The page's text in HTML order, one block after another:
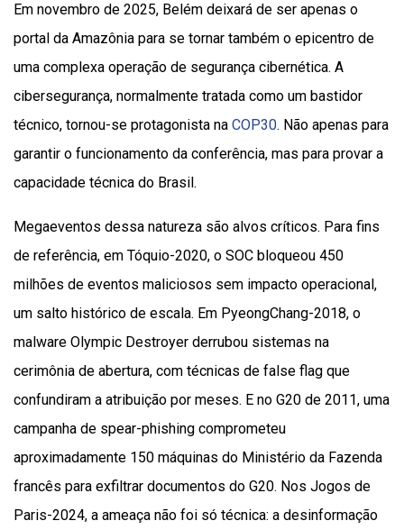
Em novembro de 2025, Belém deixará de ser apenas o
portal da Amazônia para se tornar também o epicentro de
uma complexa operação de segurança cibernética. A
cibersegurança, normalmente tratada como um bastidor
técnico, tornou-se protagonista na COP30. Não apenas para
garantir o funcionamento da conferência, mas para provar a
capacidade técnica do Brasil.
Megaeventos dessa natureza são alvos críticos. Para fins
de referência, em Tóquio-2020, o SOC bloqueou 450
milhões de eventos maliciosos sem impacto operacional,
um salto histórico de escala. Em PyeongChang-2018, o
malware Olympic Destroyer derrubou sistemas na
cerimônia de abertura, com técnicas de false flag que
confundiram a atribuição por meses. E no G20 de 2011, uma
campanha de spear-phishing comprometeu
aproximadamente 150 máquinas do Ministério da Fazenda
francês para exfiltrar documentos do G20. Nos Jogos de
Paris-2024, a ameaça não foi só técnica: a desinformação